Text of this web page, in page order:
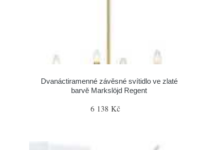
Dvanáctiramenné závěsné svítidlo ve zlaté
barvě Markslöjd Regent
6 138 Kč